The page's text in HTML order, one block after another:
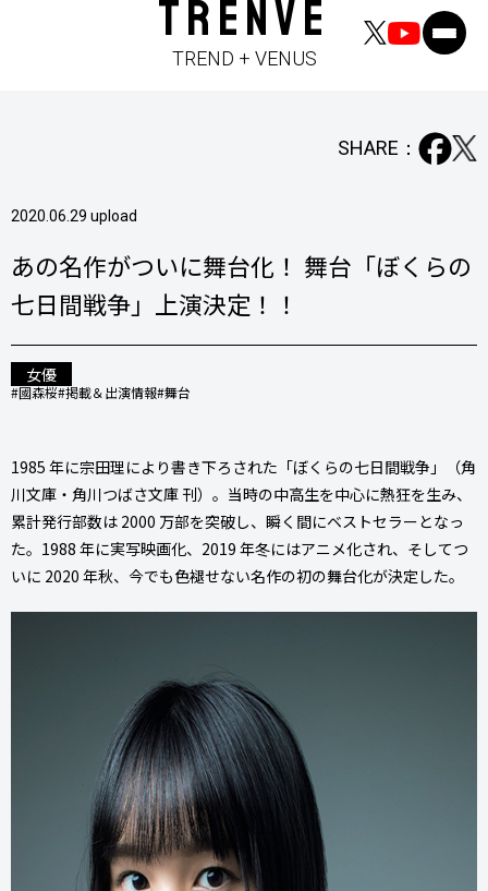
TRENVE
TREND + VENUS
2020.06.29 upload
SHARE：
あの名作がついに舞台化！ 舞台「ぼくらの
七日間戦争」上演決定！！
女優
#國森桜#掲載＆出演情報#舞台
1985 年に宗田理により書き下ろされた「ぼくらの七日間戦争」（角
川文庫・角川つばさ文庫 刊）。当時の中高生を中心に熱狂を生み、
累計発行部数は 2000 万部を突破し、瞬く間にベストセラーとなっ
た。1988 年に実写映画化、2019 年冬にはアニメ化され、そしてつ
いに 2020 年秋、今でも色褪せない名作の初の舞台化が決定した。